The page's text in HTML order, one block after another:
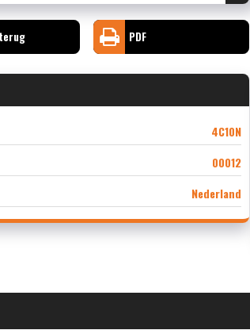
PDF
4C10N
00012
Nederland